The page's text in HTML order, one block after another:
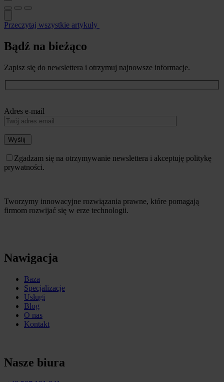
Przeczytaj wszystkie artykuły
Bądź na bieżąco
Zapisz się do newslettera i otrzymuj najnowsze informacje.
Adres e-mail
Wyślij
Zgadzam się na otrzymywanie newslettera i akceptuję politykę
prywatności.
Tworzymy innowacyjne rozwiązania prawne, które pomagają
firmom rozwijać się w erze technologii.
Nawigacja
Baza
Specjalizacje
Usługi
Blog
O nas
Kontakt
Nasze biura